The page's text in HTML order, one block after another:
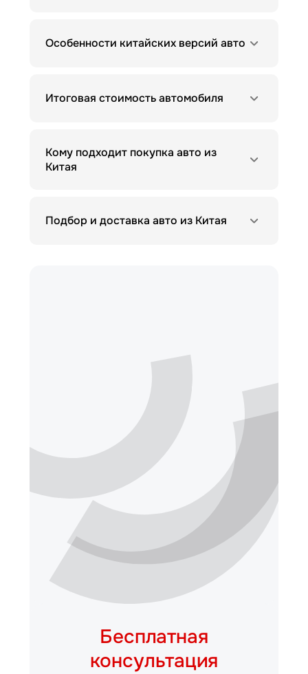
Особенности китайских версий авто
Итоговая стоимость автомобиля
Кому подходит покупка авто из
Китая
Подбор и доставка авто из Китая
Бесплатная
консультация